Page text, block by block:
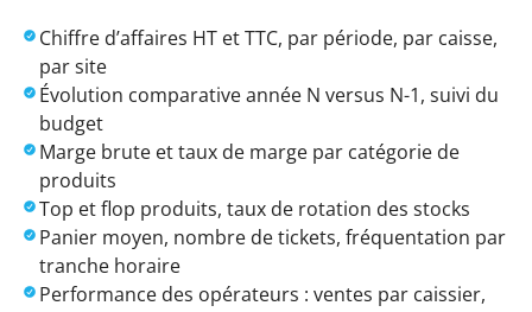
Chiffre d’affaires HT et TTC, par période, par caisse,
par site
Évolution comparative année N versus N-1, suivi du
budget
Marge brute et taux de marge par catégorie de
produits
Top et flop produits, taux de rotation des stocks
Panier moyen, nombre de tickets, fréquentation par
tranche horaire
Performance des opérateurs : ventes par caissier,